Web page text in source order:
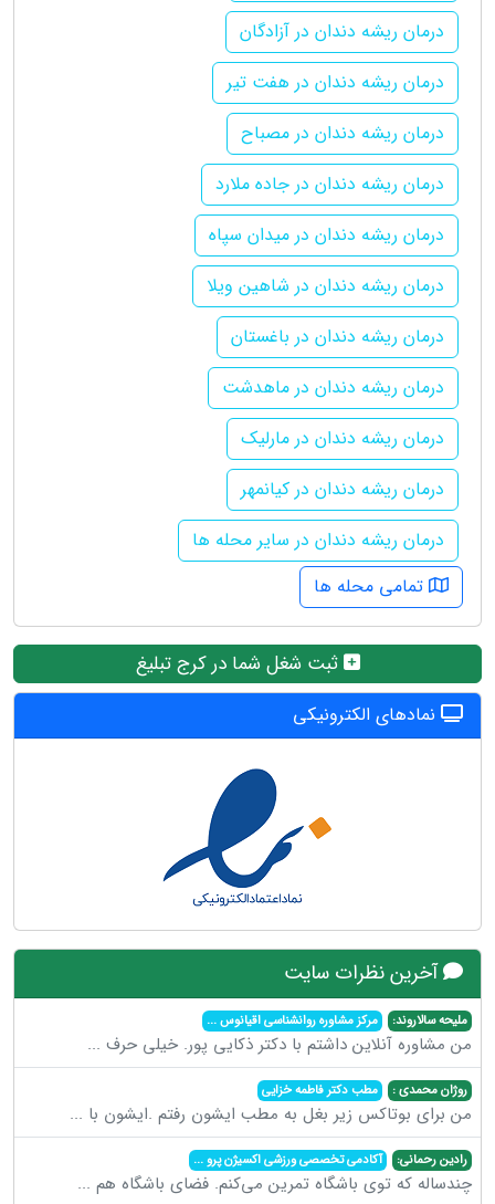
درمان ریشه دندان در آزادگان
درمان ریشه دندان در هفت تیر
درمان ریشه دندان در مصباح
درمان ریشه دندان در جاده ملارد
درمان ریشه دندان در میدان سپاه
درمان ریشه دندان در شاهین ویلا
درمان ریشه دندان در باغستان
درمان ریشه دندان در ماهدشت
درمان ریشه دندان در مارلیک
درمان ریشه دندان در کیانمهر
درمان ریشه دندان در سایر محله ها
تمامی محله ها
ثبت شغل شما در کرج تبلیغ
نمادهای الکترونیکی
آخرین نظرات سایت
ملیحه سالاروند: مرکز مشاوره روانشناسی اقیانوس...
من مشاوره آنلاین داشتم با دکتر ذکایی پور. خیلی حرف ...
روژان محمدی : مطب دکتر فاطمه خزایی
من برای بوتاکس زیر بغل به مطب ایشون رفتم .ایشون با ...
رادین رحمانی: آکادمی تخصصی ورزشی اکسیژن پرو...
چندساله که توی باشگاه تمرین می‌کنم. فضای باشگاه هم ...